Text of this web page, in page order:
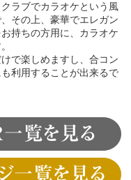
ラブでカラオケという風
その上、豪華でエレガン
持ちの方用に、カラオケ
で楽しめますし、合コン
利用することが出来るで